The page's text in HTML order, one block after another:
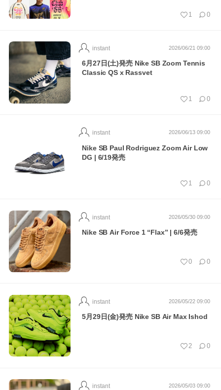
1 0
2026/06/21 09:00
instant
6月27日(土)発売 Nike SB Zoom Tennis
Classic QS x Rassvet
1 0
2026/06/13 09:00
instant
Nike SB Paul Rodriguez Zoom Air Low
DG | 6/19発売
1 0
2026/05/30 09:00
instant
Nike SB Air Force 1 “Flax” | 6/6発売
0 0
2026/05/22 09:00
instant
5月29日(金)発売 Nike SB Air Max Ishod
2 0
2026/05/03 09:00
instant